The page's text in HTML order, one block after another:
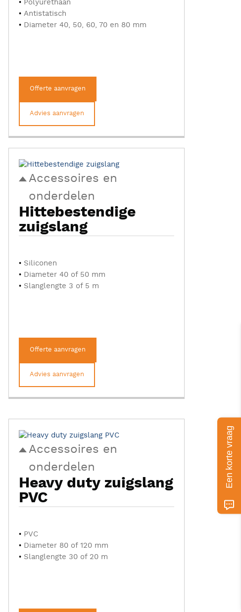
Polyurethaan
Antistatisch
Diameter 40, 50, 60, 70 en 80 mm
Offerte aanvragen
Advies aanvragen
Accessoires en
onderdelen
Hittebestendige
zuigslang
Siliconen
Diameter 40 of 50 mm
Slanglengte 3 of 5 m
Offerte aanvragen
Advies aanvragen
Accessoires en
onderdelen
Heavy duty zuigslang
PVC
PVC
Diameter 80 of 120 mm
Slanglengte 30 of 20 m
Een korte vraag